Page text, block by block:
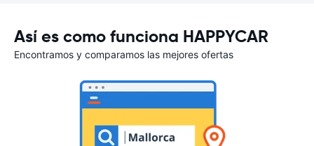
Así es como funciona HAPPYCAR
Encontramos y comparamos las mejores ofertas